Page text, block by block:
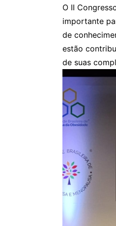
O II
importante
de
estão
de suas